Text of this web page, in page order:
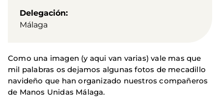
Delegación
Málaga
Como una imagen (y aqui van varias) vale mas que
mil palabras os dejamos algunas fotos de mecadillo
navideño que han organizado nuestros compañeros
de Manos Unidas Málaga.